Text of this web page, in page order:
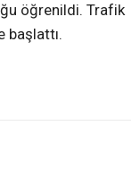
öğrenildi. Trafik
başlattı.